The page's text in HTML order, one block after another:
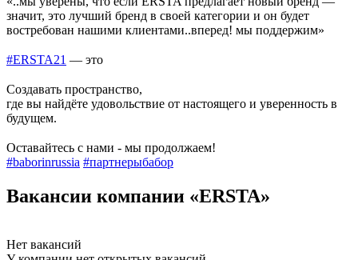
значит, это лучший бренд в своей категории и он будет
востребован нашими клиентами..вперед! мы поддержим»
#ERSTA21 — это
Создавать пространство,
где вы найдёте удовольствие от настоящего и уверенность в
будущем.
Оставайтесь с нами - мы продолжаем!
#baborinrussia #партнерыбабор
Вакансии компании «ERSTA»
Нет вакансий